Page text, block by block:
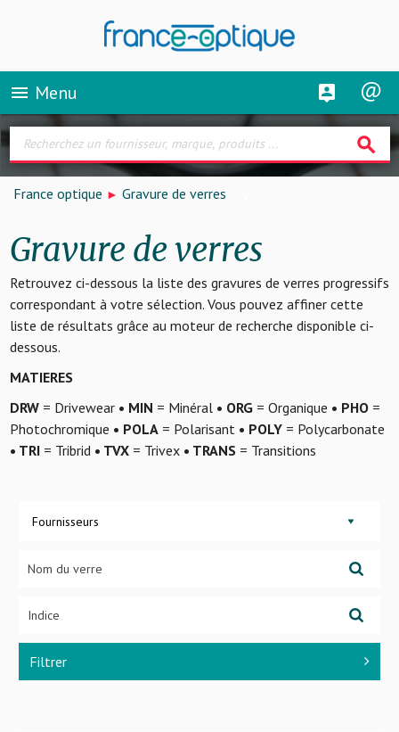
menu Menu
search
France optique Gravure de verres
Gravure de verres
Retrouvez ci-dessous la liste des gravures de verres progressifs
correspondant à votre sélection. Vous pouvez affiner cette
liste de résultats grâce au moteur de recherche disponible ci-
dessous.
MATIERES
DRW= Drivewear • MIN = Minéral • ORG= Organique • PHO=
Photochromique • POLA= Polarisant • POLY= Polycarbonate
• TRI= Tribrid • TVX= Trivex • TRANS= Transitions
Fournisseurs
Filtrer